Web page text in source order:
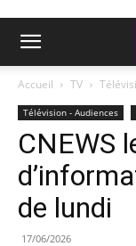
Accueil TV
Télévision - Audiences
CNEWS
de lundi
17/06/2026